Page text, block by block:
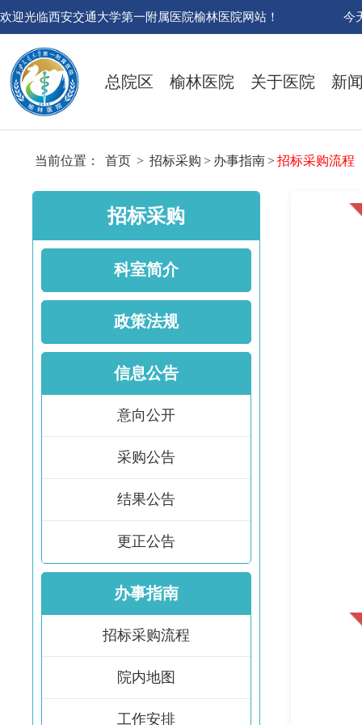
欢迎光临西安交通大学第一附属医院榆林医院网站！ 今
总院区 榆林医院 关于医院 新
当前位置： 首页 > 招标采购 > 办事指南>招标采购流程
招标采购
科室简介
政策法规
信息公告
意向公开
采购公告
结果公告
更正公告
办事指南
招标采购流程
院内地图
工作安排